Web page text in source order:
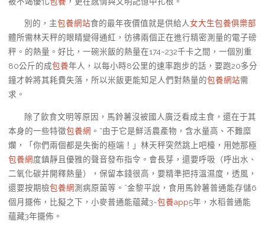
別的，主包養網站食的最年夜價值就是供給人女大生包養俱樂部
體所需林天秤的眼睛變得通紅，彷彿兩個正在進行精密測量的電子磅
秤。的熱量。好比，一碗米飯的熱量在174~232千卡之間，一個別重
80公斤的成包養年人，以每小時8公里的速率跑步的話，要跑20多分
鐘才幹將其耗費失落，所以米飯更能知足人們對熱量的包養網站需
求。
除了飲食文明等原因，馬鈴薯沒被國人廣泛看成主食，還在于其
本身的一些特徵包養網 。“由于它是鮮活農產物，含水量高、不難糜
爛，「你們兩個都是失衡的極端！」林天秤突然跳上吧檯，用她那極
包養網度鎮靜且優雅的聲音發布指令。會長芽，還要呼吸（呼出水、
二氧化碳并開釋熱量），保留本錢很高，要精準把持溫濕度，透風，
還要按期檢包養網測病原菌等。”金黎平說，食用馬鈴薯普通能存儲6
個月擺佈，比擬之下，小麥普通能蘊藏3~包養app5年，水稻普通能
蘊藏3年擺佈。